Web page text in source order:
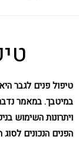
טיפול פנים לגבר
במיטבך. במאמר
ויתרונות השימוש
הפנים הנכונים